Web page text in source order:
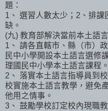
題：
1、 選習人數太少；2、排
缺。
(九) 教育部解決當前本土語
1、 請各直轄市、縣（市）
民中小學開設本土語言選修
理國民中小學本土語言課程。
2、 落實本土語言指導員到
校實施本土語言教學，避免
他用之情事。
3、 鼓勵學校訂定校內現職